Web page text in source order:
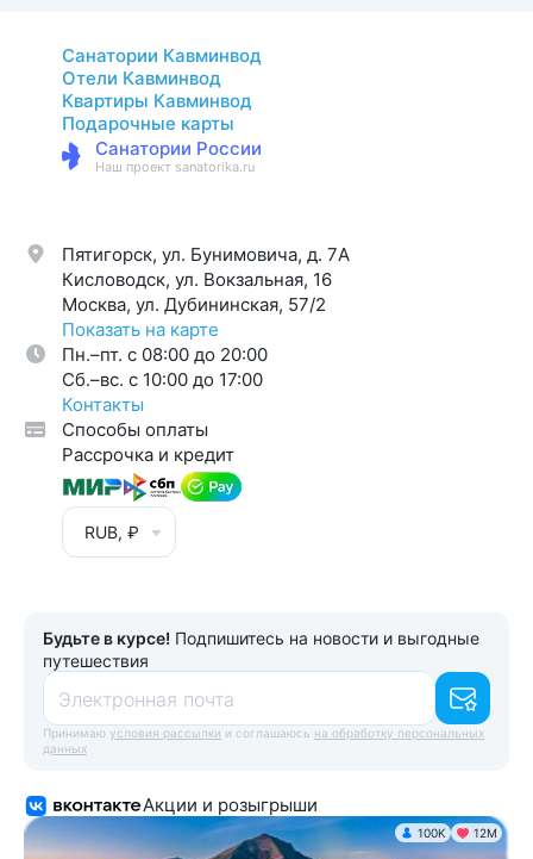
Санатории Кавминвод
Отели Кавминвод
Квартиры Кавминвод
Подарочные карты
Санатории России
Наш проект sanatorika.ru
Пятигорск, ул. Бунимовича, д. 7A
Кисловодск, ул. Вокзальная, 16
Москва, ул. Дубининская, 57/2
Показать на карте
Пн.–пт. с 08:00 до 20:00
Cб.–вс. с 10:00 до 17:00
Контакты
Способы оплаты
Рассрочка и кредит
RUB, ₽
Будьте в курсе! Подпишитесь на новости и выгодные
путешествия
Электронная почта
Принимаю условия рассылки и соглашаюсь на обработку персональных
данных
Акции и розыгрыши
100K 12М